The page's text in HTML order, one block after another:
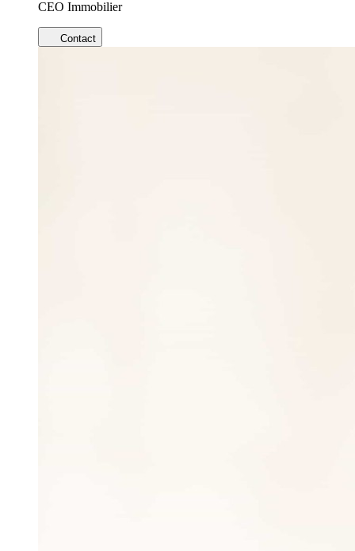
CEO Immobilier
Contact